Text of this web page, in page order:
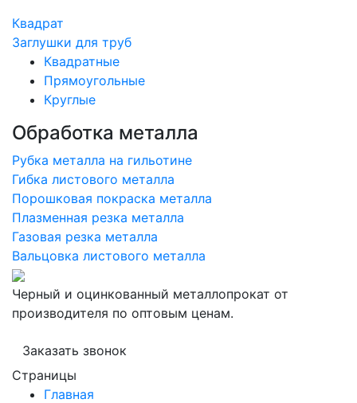
Квадрат
Заглушки для труб
Квадратные
Прямоугольные
Круглые
Обработка металла
Рубка металла на гильотине
Гибка листового металла
Порошковая покраска металла
Плазменная резка металла
Газовая резка металла
Вальцовка листового металла
Черный и оцинкованный металлопрокат от
производителя по оптовым ценам.
Заказать звонок
Страницы
Главная